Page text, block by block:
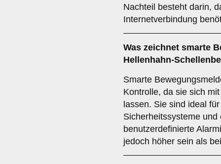
Nachteil besteht darin,
Internetverbindung
Was zeichnet smarte
Hellenhahn-
Smarte
Kontrolle, da sie sich
lassen. Sie sind ideal
Sicherheitssysteme und
benutzerdefinierte
jedoch höher sein als